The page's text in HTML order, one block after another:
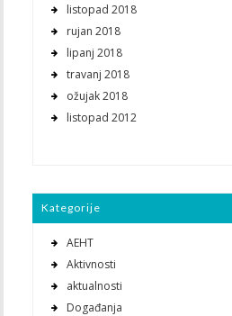
listopad 2018
rujan 2018
lipanj 2018
travanj 2018
ožujak 2018
listopad 2012
Kategorije
AEHT
Aktivnosti
aktualnosti
Događanja